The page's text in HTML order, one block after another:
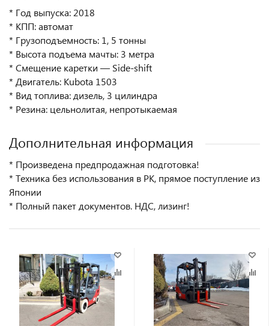
* Год выпуска: 2018
* КПП: автомат
* Грузоподъемность: 1, 5 тонны
* Высота подъема мачты: 3 метра
* Смещение каретки — Side-shift
* Двигатель: Kubota 1503
* Вид топлива: дизель, 3 цилиндра
* Резина: цельнолитая, непротыкаемая
Дополнительная информация
* Произведена предпродажная подготовка!
* Техника без использования в РК, прямое поступление из
Японии
* Полный пакет документов. НДС, лизинг!